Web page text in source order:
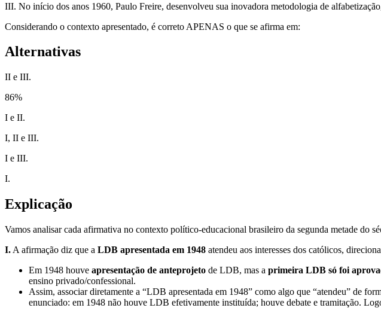
III. No início dos anos 1960, Paulo Freire, desenvolveu sua inovadora metodologia de
Considerando o contexto apresentado, é correto APENAS o que se afirma em:
Alternativas
II e III.
86%
I e II.
I, II e III.
I e III.
I.
Explicação
Vamos analisar cada afirmativa no contexto político-educacional brasileiro da segunda metade do
I. A afirmação diz que a LDB apresentada em 1948 atendeu aos interesses dos católicos,
Em 1948 houve apresentação de anteprojeto de LDB, mas a primeira LDB só foi
ensino privado/confessional.
Assim, associar diretamente a “LDB apresentada em 1948” como algo que “atendeu” de
enunciado: em 1948 não houve LDB efetivamente instituída; houve debate e tramitação.